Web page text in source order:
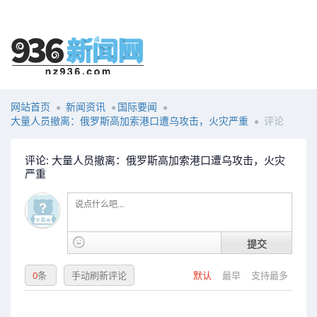
网站首页 新闻资讯
国际要闻
大量人员撤离：俄罗斯高加索港口遭乌攻击，火灾严重
评论
评论: 大量人员撤离：俄罗斯高加索港口遭乌攻击，火灾
严重
提交
默认 最早 支持最多
0条 手动刷新评论